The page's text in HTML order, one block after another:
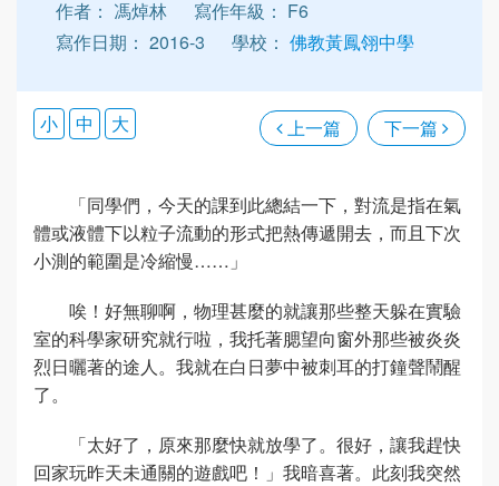
作者： 馮焯林
寫作年級： F6
寫作日期： 2016-3
學校： 佛教黃鳳翎中學
上一篇 下一篇
小 中 大
「同學們，今天的課到此總結一下，對流是指在氣
體或液體下以粒子流動的形式把熱傳遞開去，而且下次
小測的範圍是冷縮慢……」
唉！好無聊啊，物理甚麼的就讓那些整天躲在實驗
室的科學家研究就行啦，我托著腮望向窗外那些被炎炎
烈日曬著的途人。我就在白日夢中被刺耳的打鐘聲鬧醒
了。
「太好了，原來那麼快就放學了。很好，讓我趕快
回家玩昨天未通關的遊戲吧！」我暗喜著。此刻我突然